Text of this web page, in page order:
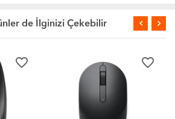
de İlginizi Çekebilir
favorite_border favorite_border